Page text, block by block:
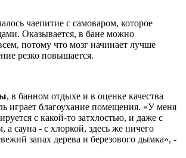
чаепитие с самоваром, которое
Оказывается, в бане можно
потому что мозг начинает лучше
резко повышается.
, в банном отдыхе и в оценке качества
играет благоухание помещения. «У меня
с какой-то затхлостью, и даже с
сауна - с хлоркой, здесь же ничего
запах дерева и березового дымка», -